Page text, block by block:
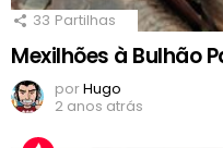
33 Partilhas
Mexilhões à Bulhão
porHugo
2 anos atrás